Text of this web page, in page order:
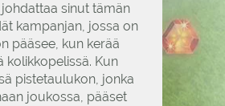
sinut tämän
kampanjan, jossa on
pääsee, kun kerää
kolikkopelissä. Kun
pistetaulukon, jonka
joukossa, pääset